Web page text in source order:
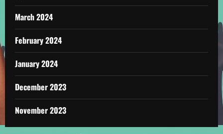
March 2024
February 2024
January 2024
December 2023
November 2023